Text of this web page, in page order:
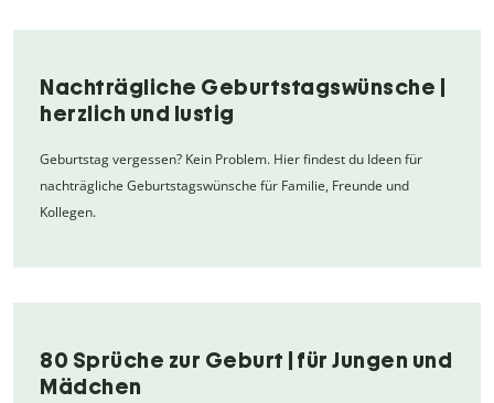
Nachträgliche Geburtstagswünsche |
herzlich und lustig
Geburtstag vergessen? Kein Problem. Hier findest du Ideen für
nachträgliche Geburtstagswünsche für Familie, Freunde und
Kollegen.
80 Sprüche zur Geburt | für Jungen und
Mädchen